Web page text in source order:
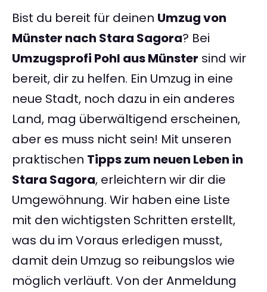
Bist du bereit für deinen Umzug von
Münster nach Stara Sagora? Bei
Umzugsprofi Pohl aus Münster sind wir
bereit, dir zu helfen. Ein Umzug in eine
neue Stadt, noch dazu in ein anderes
Land, mag überwältigend erscheinen,
aber es muss nicht sein! Mit unseren
praktischen Tipps zum neuen Leben in
Stara Sagora, erleichtern wir dir die
Umgewöhnung. Wir haben eine Liste
mit den wichtigsten Schritten erstellt,
was du im Voraus erledigen musst,
damit dein Umzug so reibungslos wie
möglich verläuft. Von der Anmeldung